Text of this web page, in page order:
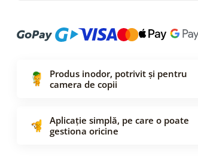
Produs inodor, potrivit și pentru
camera de copii
Aplicație simplă, pe care o poate
gestiona oricine